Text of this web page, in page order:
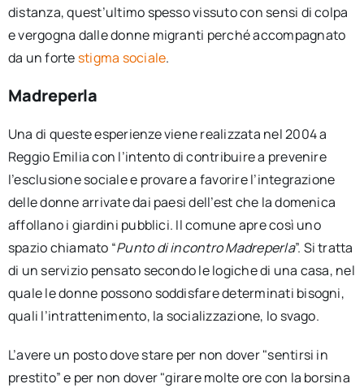
distanza, quest’ultimo spesso vissuto con sensi di colpa
e vergogna dalle donne migranti perché accompagnato
da un forte stigma sociale.
Madreperla
Una di queste esperienze viene realizzata nel 2004 a
Reggio Emilia con l’intento di contribuire a prevenire
l’esclusione sociale e provare a favorire l’integrazione
delle donne arrivate dai paesi dell’est che la domenica
affollano i giardini pubblici. Il comune apre così uno
spazio chiamato “Punto di incontro Madreperla”. Si tratta
di un servizio pensato secondo le logiche di una casa, nel
quale le donne possono soddisfare determinati bisogni,
quali l’intrattenimento, la socializzazione, lo svago.
L’avere un posto dove stare per non dover "sentirsi in
prestito” e per non dover "girare molte ore con la borsina